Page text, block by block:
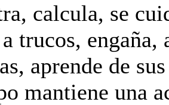
calcula, se
trucos, engaña,
aprende de
mantiene una